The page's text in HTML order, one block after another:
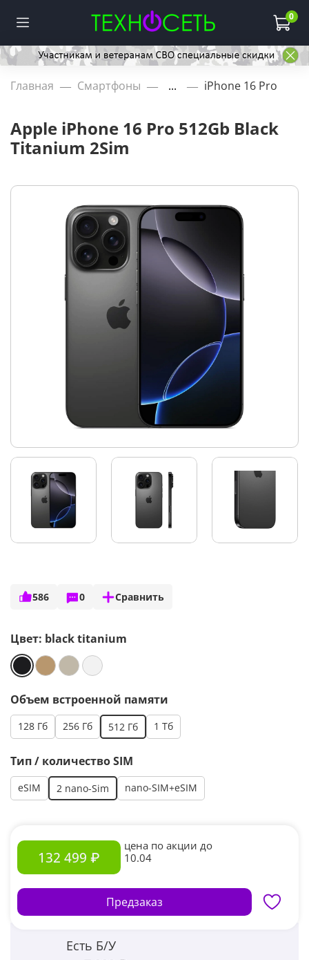
0
Главная Смартфоны ... iPhone 16 Pro
Apple iPhone 16 Pro 512Gb Black
Titanium 2Sim
586 0 Сравнить
Цвет: black titanium
Объем встроенной памяти
128 Гб 256 Гб 512 Гб 1 Тб
Тип / количество SIM
eSIM 2 nano-Sim nano-SIM+eSIM
132 499 ₽
цена по акции до
10.04
Предзаказ
Есть Б/У